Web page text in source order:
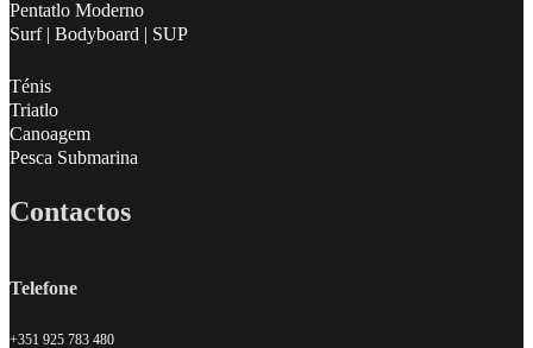
Pentatlo Moderno
Surf | Bodyboard | SUP
Ténis
Triatlo
Canoagem
Pesca Submarina
Contactos
Telefone
+351 925 783 480